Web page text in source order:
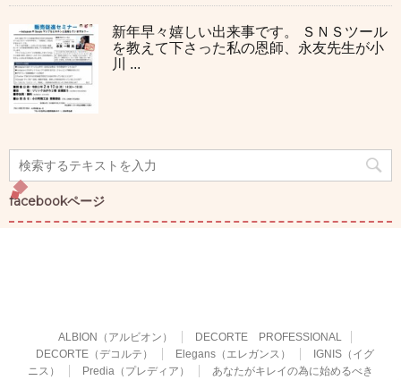
新年早々嬉しい出来事です。 ＳＮＳツール
を教えて下さった私の恩師、永友先生が小
川 ...
facebookページ
ALBION（アルビオン）
DECORTE PROFESSIONAL
DECORTE（デコルテ）
Elegans（エレガンス）
IGNIS（イグ
ニス）
Predia（プレディア）
あなたがキレイの為に始めるべき